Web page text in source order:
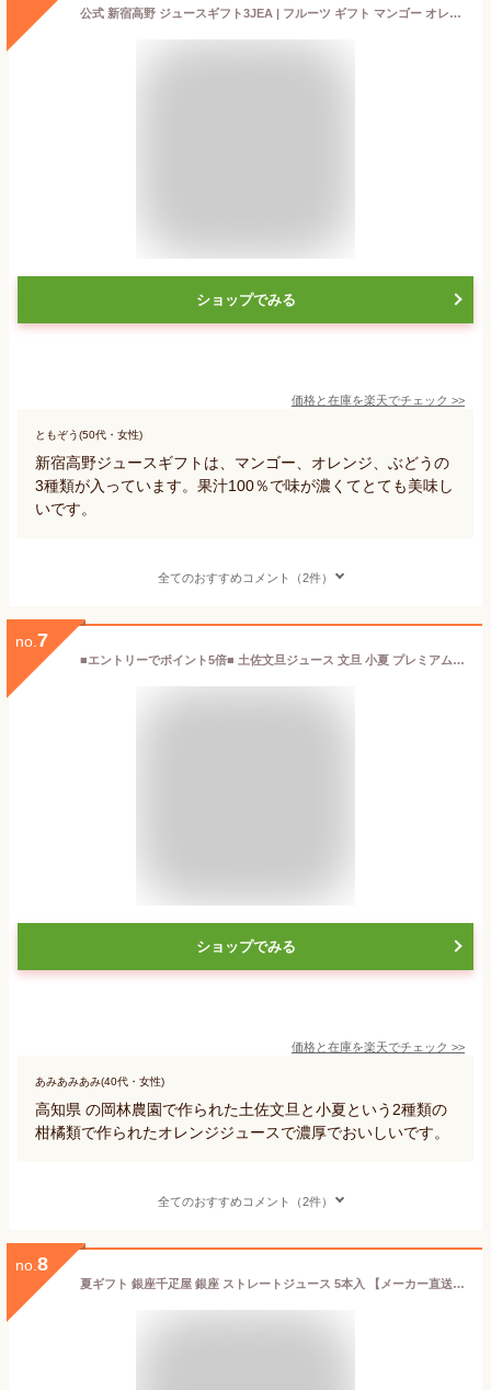
公式 新宿高野 ジュースギフト3JEA | フルーツ ギフト マンゴー オレンジ ぶどう ブドウ 果物 お礼 果汁100% 高野フルーツ セット お祝い 内祝い 飲み物 フルーツジュース お返し ドリンク 高級 詰め合わせ 卒業 入学 お中元 御中元 夏ギフト ご褒美 自分用
ショップでみる
価格と在庫を楽天でチェック >>
ともぞう(50代・女性)
新宿高野ジュースギフトは、マンゴー、オレンジ、ぶどうの
3種類が入っています。果汁100％で味が濃くてとても美味し
いです。
全てのおすすめコメント（2件）
no. 7
■エントリーでポイント5倍■ 土佐文旦ジュース 文旦 小夏 プレミアムドリンクセット 岡林農園 高知県 ギフト フルーツジュース 土佐文旦 添加物不使用 濃厚 国産 高級 【北海道・沖縄・離島 お届け不可】
ショップでみる
価格と在庫を楽天でチェック >>
あみあみあみ(40代・女性)
高知県 の岡林農園で作られた土佐文旦と小夏という2種類の
柑橘類で作られたオレンジジュースで濃厚でおいしいです。
全てのおすすめコメント（2件）
no. 8
夏ギフト 銀座千疋屋 銀座 ストレートジュース 5本入 【メーカー直送】 お中元 千疋屋 ストレート フルーツジュース 詰め合わせ 果汁 無香料 お取り寄せ 高級 ジュース セット 暑中御見舞 みかん ぶどう りんご 御中元 お祝い 内祝い お礼 お供え 法要 贈り物 お返し